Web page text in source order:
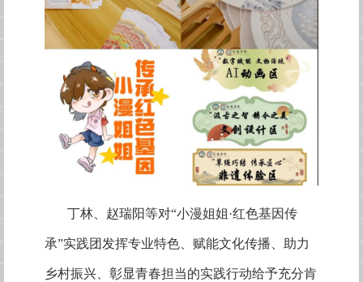
丁林、赵瑞阳等对“小漫姐姐·红色基因传
承”实践团发挥专业特色、赋能文化传播、助力
乡村振兴、彰显青春担当的实践行动给予充分肯